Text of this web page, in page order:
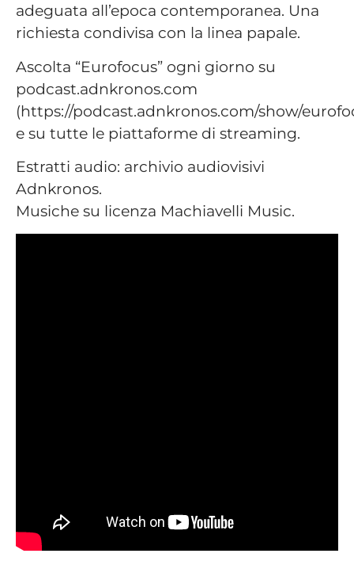
adeguata all’epoca contemporanea. Una
richiesta condivisa con la linea papale.
Ascolta “Eurofocus” ogni giorno su
podcast.adnkronos.com
(https://podcast.adnkronos.com/show/
e su tutte le piattaforme di streaming.
Estratti audio: archivio audiovisivi
Adnkronos.
Musiche su licenza Machiavelli Music.